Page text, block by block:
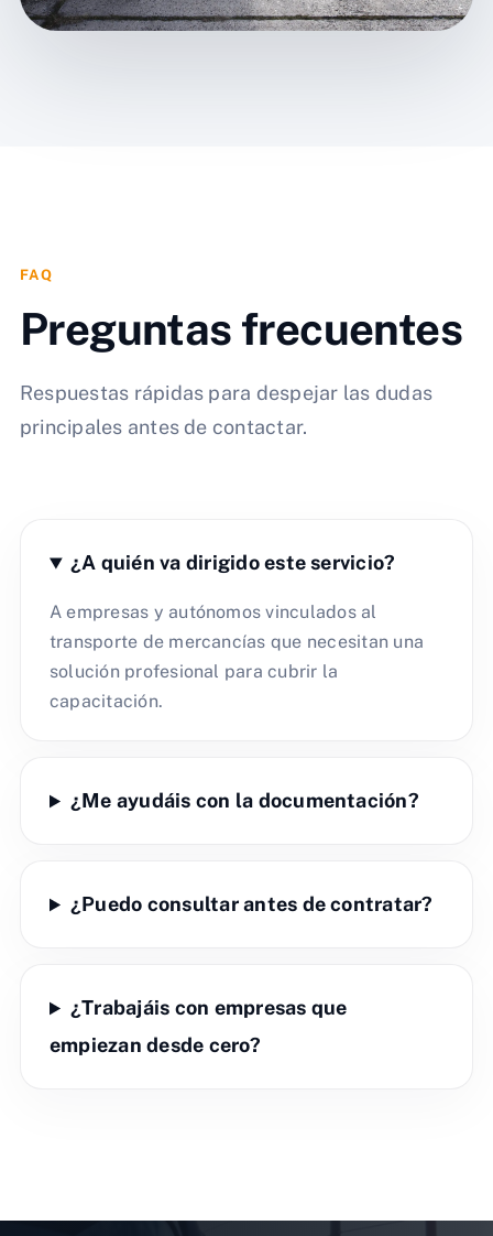
FAQ
Preguntas frecuentes
Respuestas rápidas para despejar las dudas
principales antes de contactar.
¿A quién va dirigido este servicio?
A empresas y autónomos vinculados al
transporte de mercancías que necesitan una
solución profesional para cubrir la
capacitación.
¿Me ayudáis con la documentación?
¿Puedo consultar antes de contratar?
¿Trabajáis con empresas que
empiezan desde cero?